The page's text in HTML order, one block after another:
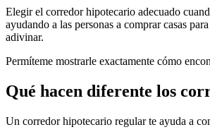
Elegir el corredor hipotecario adecuado
ayudando a las personas a comprar casas
adivinar.
Permíteme mostrarle exactamente cómo
Qué hacen diferente los
Un corredor hipotecario regular te ayuda a